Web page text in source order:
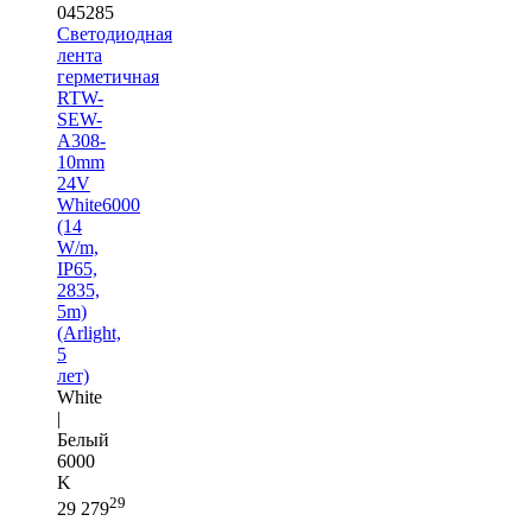
045285
Светодиодная
лента
герметичная
RTW-
SEW-
A308-
10mm
24V
White6000
(14
W/m,
IP65,
2835,
5m)
(Arlight,
5
лет)
White
|
Белый
6000
K
29 27929